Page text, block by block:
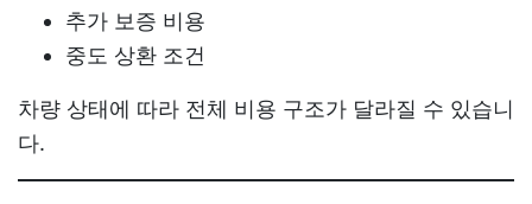
추가 보증 비용
중도 상환 조건
차량 상태에 따라 전체 비용 구조가 달라질 수 있습니
다.